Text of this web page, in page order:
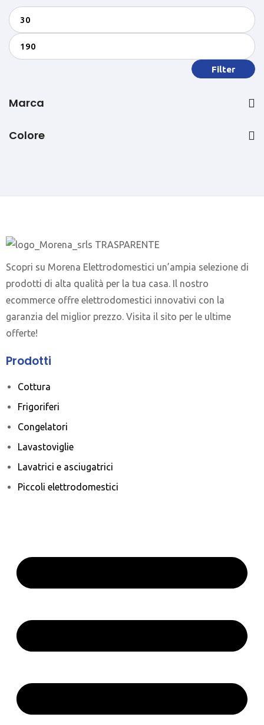
Filter
Marca
Colore
Scopri su Morena Elettrodomestici un’ampia selezione di
prodotti di alta qualità per la tua casa. Il nostro
ecommerce offre elettrodomestici innovativi con la
garanzia del miglior prezzo. Visita il sito per le ultime
offerte!
Prodotti
Cottura
Frigoriferi
Congelatori
Lavastoviglie
Lavatrici e asciugatrici
Piccoli elettrodomestici